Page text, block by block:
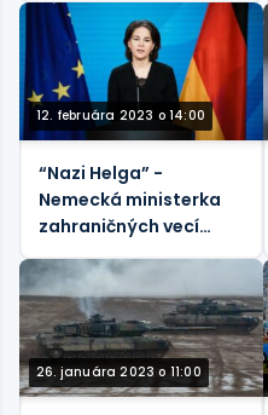
12. februára 2023 o 14:00
“Nazi Helga” -
Nemecká ministerka
zahraničných vecí
26. januára 2023 o 11:00